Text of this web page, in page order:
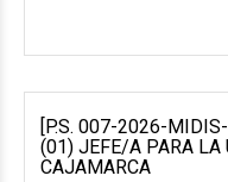
[P.S. 007-2026-
(01) JEFE/A PARA LA
CAJAMARCA